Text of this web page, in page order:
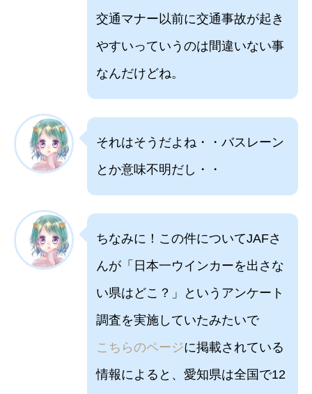
交通マナー以前に交通事故が起き
やすいっていうのは間違いない事
なんだけどね。
それはそうだよね・・バスレーン
とか意味不明だし・・
ちなみに！この件についてJAFさ
んが「日本一ウインカーを出さな
い県はどこ？」というアンケート
調査を実施していたみたいで
こちらのページに掲載されている
情報によると、愛知県は全国で12